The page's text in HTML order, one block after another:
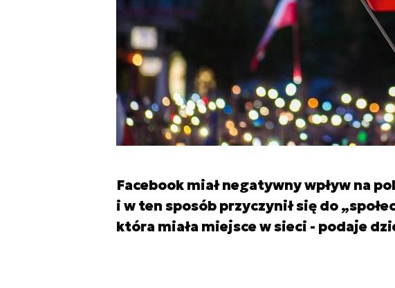
Facebook miał negatywny wpływ na
i w ten sposób przyczynił się do
która miała miejsce w sieci - podaje